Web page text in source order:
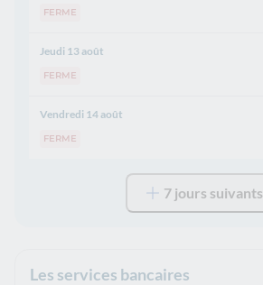
FERME
Jeudi 13 août
FERME
Vendredi 14 août
FERME
7 jours suivants
Les services bancaires